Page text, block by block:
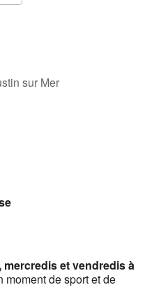
sur Mer
et vendredis à
moment de sport et de